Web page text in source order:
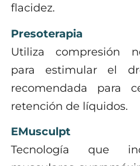
flacidez.
Presoterapia
Utiliza compresión
para estimular el
recomendada para
retención de líquidos.
EMusculpt
Tecnología que